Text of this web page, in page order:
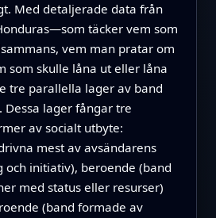
Med detaljerade data från
täcker vem som
vem man pratar om
som skulle låna ut eller låna
tre parallella lager av band
lager fångar tre
av socialt utbyte:
mest av avsändarens
och initiativ), beroende (band
med status eller resurser)
(band formade av